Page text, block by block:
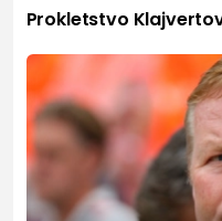
Prokletstvo